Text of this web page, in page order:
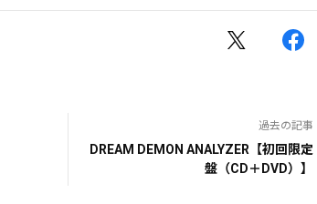
過去の記事
DREAM DEMON ANALYZER【初回限定
盤（CD＋DVD）】